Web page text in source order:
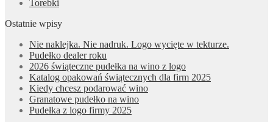
Torebki
Ostatnie wpisy
Nie naklejka. Nie nadruk. Logo wycięte w tekturze.
Pudełko dealer roku
2026 świąteczne pudełka na wino z logo
Katalog opakowań świątecznych dla firm 2025
Kiedy chcesz podarować wino
Granatowe pudełko na wino
Pudełka z logo firmy 2025